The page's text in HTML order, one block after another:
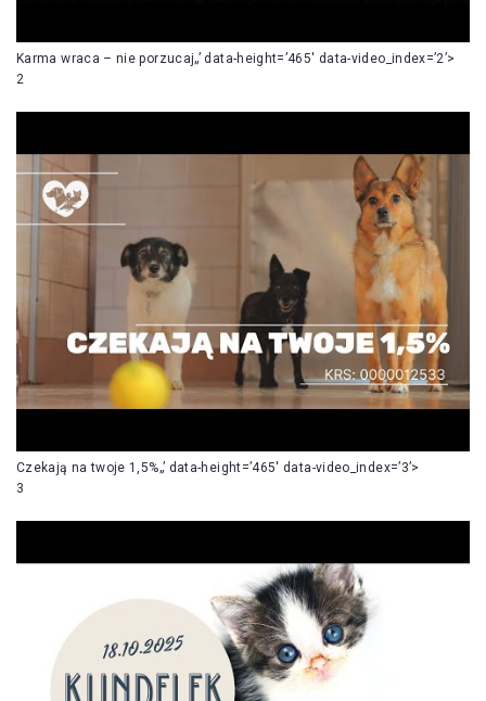
Karma wraca – nie porzucaj„’ data-height=’465′ data-video_index=’2’>
2
Czekają na twoje 1,5%„’ data-height=’465′ data-video_index=’3’>
3